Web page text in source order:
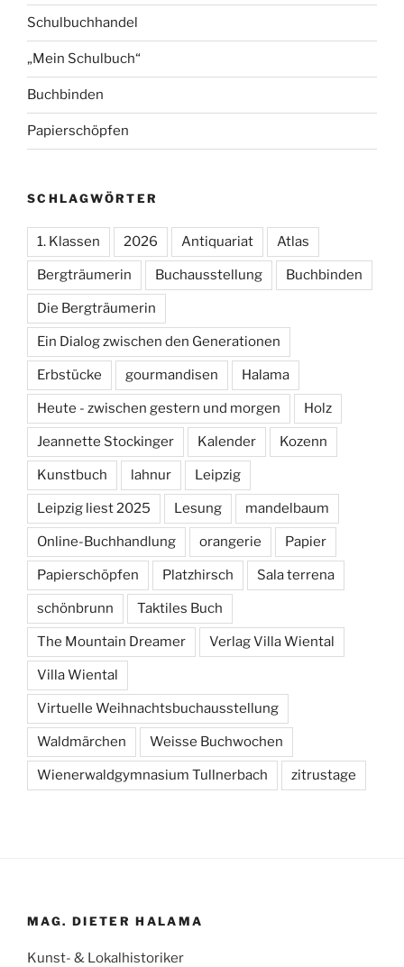
Schulbuchhandel
„Mein Schulbuch“
Buchbinden
Papierschöpfen
SCHLAGWÖRTER
1. Klassen 2026 Antiquariat Atlas
Bergträumerin Buchausstellung Buchbinden
Die Bergträumerin
Ein Dialog zwischen den Generationen
Erbstücke gourmandisen Halama
Heute - zwischen gestern und morgen Holz
Jeannette Stockinger Kalender Kozenn
Kunstbuch lahnur Leipzig
Leipzig liest 2025 Lesung mandelbaum
Online-Buchhandlung orangerie Papier
Papierschöpfen Platzhirsch Sala terrena
schönbrunn Taktiles Buch
The Mountain Dreamer Verlag Villa Wiental
Villa Wiental
Virtuelle Weihnachtsbuchausstellung
Waldmärchen Weisse Buchwochen
Wienerwaldgymnasium Tullnerbach zitrustage
MAG. DIETER HALAMA
Kunst- & Lokalhistoriker